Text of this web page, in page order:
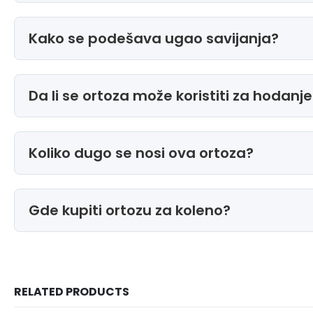
Kako se podešava ugao savijanja?
Da li se ortoza može koristiti za
Koliko dugo se nosi ova ortoza?
Gde kupiti ortozu za koleno?
RELATED PRODUCTS